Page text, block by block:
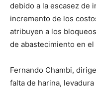
debido a la escasez de
incremento de los
atribuyen a los
de abastecimiento en el
Fernando Chambi,
falta de harina,